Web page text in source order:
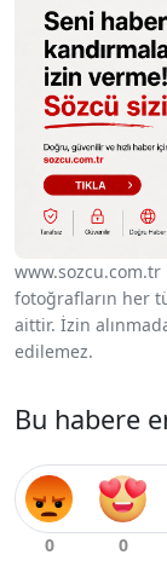
fotoğrafların her
aittir. İzin
edilemez.
Bu habere